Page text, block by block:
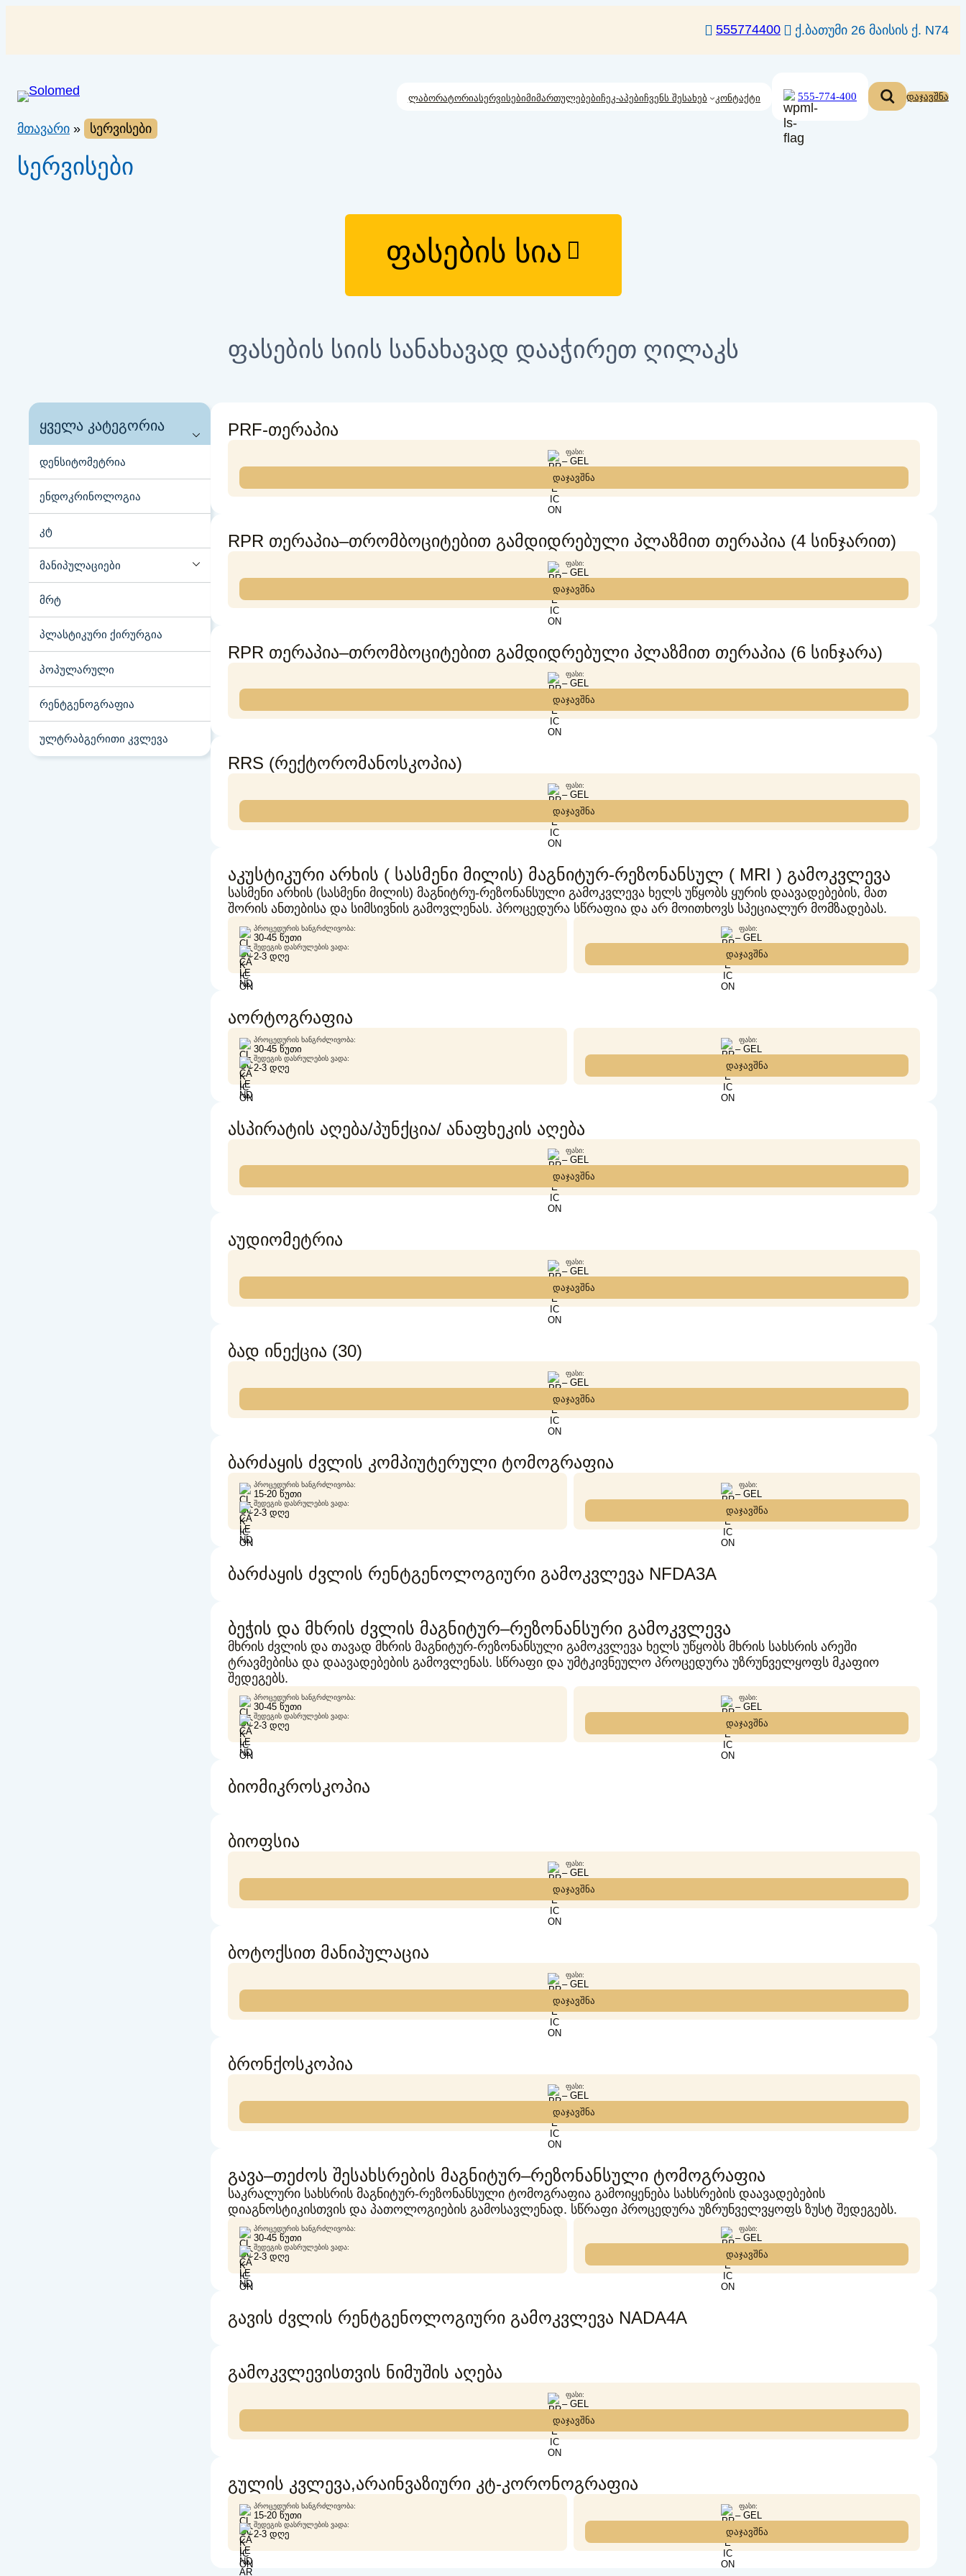
555774400 ქ.ბათუმი 26 მაისის ქ. N74
ლაბორატორიასერვისებიმიმართულებებიჩეკ-აპებიჩვენს შესახებ კონტაქტი 555-774-400 დაჯავშნა
მთავარი » სერვისები
სერვისები
ფასების სია
ფასების სიის სანახავად დააჭირეთ ღილაკს
ყველა კატეგორია
დენსიტომეტრია
ენდოკრინოლოგია
კტ
მანიპულაციები
მრტ
პლასტიკური ქირურგია
პოპულარული
რენტგენოგრაფია
ულტრაბგერითი კვლევა
PRF-თერაპია
ᲤᲐᲡᲘ:
– GEL
დაჯავშნა
RPR თერაპია–თრომბოციტებით გამდიდრებული პლაზმით თერაპია (4 სინჯარით)
ᲤᲐᲡᲘ:
– GEL
დაჯავშნა
RPR თერაპია–თრომბოციტებით გამდიდრებული პლაზმით თერაპია (6 სინჯარა)
ᲤᲐᲡᲘ:
– GEL
დაჯავშნა
RRS (რექტორომანოსკოპია)
ᲤᲐᲡᲘ:
– GEL
დაჯავშნა
აკუსტიკური არხის ( სასმენი მილის) მაგნიტურ-რეზონანსულ ( MRI ) გამოკვლევა
სასმენი არხის (სასმენი მილის) მაგნიტრუ-რეზონანსული გამოკვლევა ხელს უწყობს ყურის დაავადებების, მათ
შორის ანთებისა და სიმსივნის გამოვლენას. პროცედურა სწრაფია და არ მოითხოვს სპეციალურ მომზადებას.
ᲞᲠᲝᲪᲔᲓᲣᲠᲘᲡ ᲮᲐᲜᲒᲠᲫᲚᲘᲕᲝᲑᲐ:
30-45 ᲬᲣᲗᲘ
ᲨᲔᲓᲔᲒᲘᲡ ᲓᲐᲡᲠᲣᲚᲔᲑᲘᲡ ᲕᲐᲓᲐ:
2-3 ᲓᲦᲔ
ᲤᲐᲡᲘ:
– GEL
დაჯავშნა
აორტოგრაფია
ᲞᲠᲝᲪᲔᲓᲣᲠᲘᲡ ᲮᲐᲜᲒᲠᲫᲚᲘᲕᲝᲑᲐ:
30-45 ᲬᲣᲗᲘ
ᲨᲔᲓᲔᲒᲘᲡ ᲓᲐᲡᲠᲣᲚᲔᲑᲘᲡ ᲕᲐᲓᲐ:
2-3 ᲓᲦᲔ
ᲤᲐᲡᲘ:
– GEL
დაჯავშნა
ასპირატის აღება/პუნქცია/ ანაფხეკის აღება
ᲤᲐᲡᲘ:
– GEL
დაჯავშნა
აუდიომეტრია
ᲤᲐᲡᲘ:
– GEL
დაჯავშნა
ბად ინექცია (30)
ᲤᲐᲡᲘ:
– GEL
დაჯავშნა
ბარძაყის ძვლის კომპიუტერული ტომოგრაფია
ᲞᲠᲝᲪᲔᲓᲣᲠᲘᲡ ᲮᲐᲜᲒᲠᲫᲚᲘᲕᲝᲑᲐ:
15-20 ᲬᲣᲗᲘ
ᲨᲔᲓᲔᲒᲘᲡ ᲓᲐᲡᲠᲣᲚᲔᲑᲘᲡ ᲕᲐᲓᲐ:
2-3 ᲓᲦᲔ
ᲤᲐᲡᲘ:
– GEL
დაჯავშნა
ბარძაყის ძვლის რენტგენოლოგიური გამოკვლევა NFDA3A
ბეჭის და მხრის ძვლის მაგნიტურ–რეზონანსური გამოკვლევა
მხრის ძვლის და თავად მხრის მაგნიტურ-რეზონანსული გამოკვლევა ხელს უწყობს მხრის სახსრის არეში
ტრავმებისა და დაავადებების გამოვლენას. სწრაფი და უმტკივნეულო პროცედურა უზრუნველყოფს მკაფიო
შედეგებს.
ᲞᲠᲝᲪᲔᲓᲣᲠᲘᲡ ᲮᲐᲜᲒᲠᲫᲚᲘᲕᲝᲑᲐ:
30-45 ᲬᲣᲗᲘ
ᲨᲔᲓᲔᲒᲘᲡ ᲓᲐᲡᲠᲣᲚᲔᲑᲘᲡ ᲕᲐᲓᲐ:
2-3 ᲓᲦᲔ
ᲤᲐᲡᲘ:
– GEL
დაჯავშნა
ბიომიკროსკოპია
ბიოფსია
ᲤᲐᲡᲘ:
– GEL
დაჯავშნა
ბოტოქსით მანიპულაცია
ᲤᲐᲡᲘ:
– GEL
დაჯავშნა
ბრონქოსკოპია
ᲤᲐᲡᲘ:
– GEL
დაჯავშნა
გავა–თეძოს შესახსრების მაგნიტურ–რეზონანსული ტომოგრაფია
საკრალური სახსრის მაგნიტურ-რეზონანსული ტომოგრაფია გამოიყენება სახსრების დაავადებების
დიაგნოსტიკისთვის და პათოლოგიების გამოსავლენად. სწრაფი პროცედურა უზრუნველვყოფს ზუსტ შედეგებს.
ᲞᲠᲝᲪᲔᲓᲣᲠᲘᲡ ᲮᲐᲜᲒᲠᲫᲚᲘᲕᲝᲑᲐ:
30-45 ᲬᲣᲗᲘ
ᲨᲔᲓᲔᲒᲘᲡ ᲓᲐᲡᲠᲣᲚᲔᲑᲘᲡ ᲕᲐᲓᲐ:
2-3 ᲓᲦᲔ
ᲤᲐᲡᲘ:
– GEL
დაჯავშნა
გავის ძვლის რენტგენოლოგიური გამოკვლევა NADA4A
გამოკვლევისთვის ნიმუშის აღება
ᲤᲐᲡᲘ:
– GEL
დაჯავშნა
გულის კვლევა,არაინვაზიური კტ-კორონოგრაფია
ᲞᲠᲝᲪᲔᲓᲣᲠᲘᲡ ᲮᲐᲜᲒᲠᲫᲚᲘᲕᲝᲑᲐ:
15-20 ᲬᲣᲗᲘ
ᲨᲔᲓᲔᲒᲘᲡ ᲓᲐᲡᲠᲣᲚᲔᲑᲘᲡ ᲕᲐᲓᲐ:
2-3 ᲓᲦᲔ
ᲤᲐᲡᲘ:
– GEL
დაჯავშნა